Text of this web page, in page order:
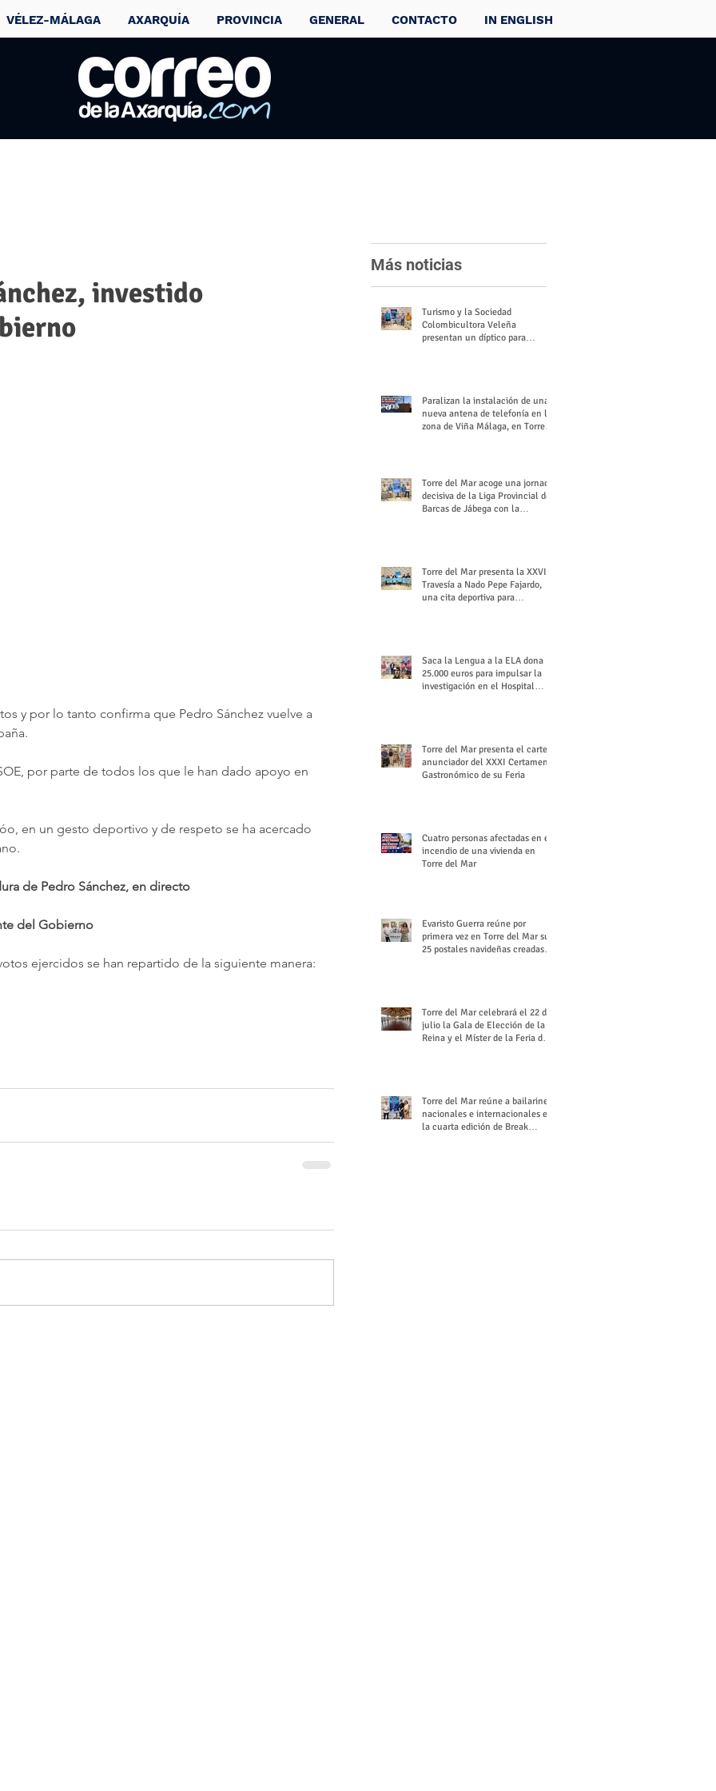
VÉLEZ-MÁLAGA AXARQUÍA PROVINCIA GENERAL CONTACTO IN ENGLISH
investido
y por lo tanto confirma que Pedro Sánchez vuelve a
por parte de todos los que le han dado apoyo en
en un gesto deportivo y de respeto se ha acercado
de Pedro Sánchez, en directo
del Gobierno
ejercidos se han repartido de la siguiente manera:
Más noticias
Turismo y la Sociedad
Colombicultora Veleña
presentan un díptico para
Paralizan la instalación de una
nueva antena de telefonía en la
zona de Viña Málaga, en Torre
Torre del Mar acoge una jornada
decisiva de la Liga Provincial de
Barcas de Jábega con la
Torre del Mar presenta la XXVI
Travesía a Nado Pepe Fajardo,
una cita deportiva para
Saca la Lengua a la ELA dona
25.000 euros para impulsar la
investigación en el Hospital
Torre del Mar presenta el cartel
anunciador del XXXI Certamen
Gastronómico de su Feria
Cuatro personas afectadas en el
incendio de una vivienda en
Torre del Mar
Evaristo Guerra reúne por
primera vez en Torre del Mar sus
25 postales navideñas creadas
Torre del Mar celebrará el 22 de
julio la Gala de Elección de la
Reina y el Míster de la Feria de
Torre del Mar reúne a bailarines
nacionales e internacionales en
la cuarta edición de Break